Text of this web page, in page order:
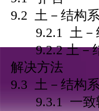
9.2 土－结构
9.2.1 土－
9.2.2 土－结
解决方法
9.3 土－结构
9.3.1 一致